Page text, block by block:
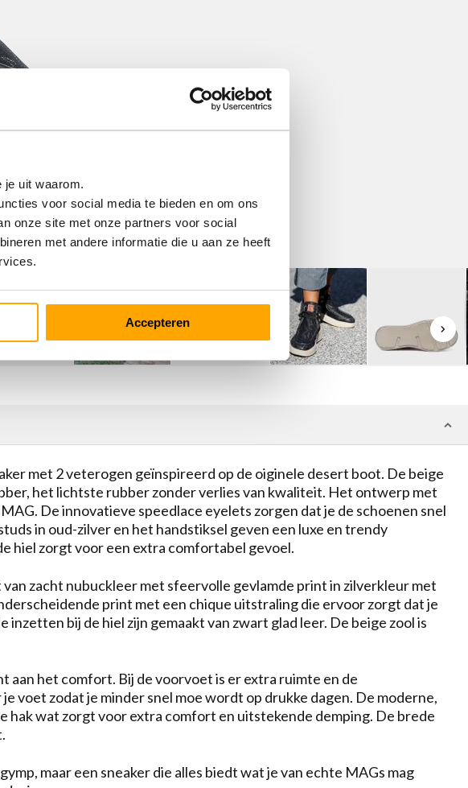
je uit waarom.
voor social media te bieden en om ons
onze site met onze partners voor social
met andere informatie die u aan ze heeft
Accepteren
met 2 veterogen geïnspireerd op de oiginele desert boot. De beige
het lichtste rubber zonder verlies van kwaliteit. Het ontwerp met
De innovatieve speedlace eyelets zorgen dat je de schoenen snel
in oud-zilver en het handstiksel geven een luxe en trendy
hiel zorgt voor een extra comfortabel gevoel.
van zacht nubuckleer met sfeervolle gevlamde print in zilverkleur met
print met een chique uitstraling die ervoor zorgt dat je
inzetten bij de hiel zijn gemaakt van zwart glad leer. De beige zool is
aan het comfort. Bij de voorvoet is er extra ruimte en de
voet zodat je minder snel moe wordt op drukke dagen. De moderne,
wat zorgt voor extra comfort en uitstekende demping. De brede
maar een sneaker die alles biedt wat je van echte MAGs mag